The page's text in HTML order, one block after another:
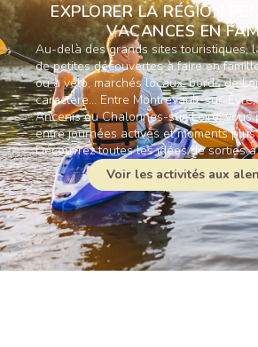
EXPLORER LA RÉGION
VACANCES EN
Au-delà des grands sites touristiques,
de petites découvertes à faire en
ou à vélo, marchés locaux, bords de
caractère… Entre Montrevault-sur-
Ancenis ou Chalonnes-sur-Loire, vous
entre journées actives et moments plus
Découvrez toutes les idées de sorties
Voir les activités aux